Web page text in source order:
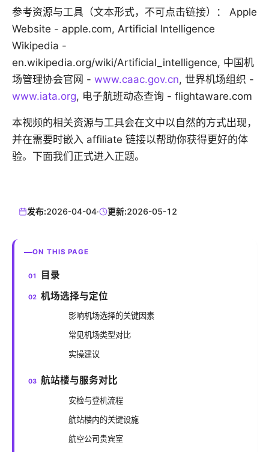
参考资源与工具（文本形式，不可点击链接）： Apple
Website - apple.com, Artificial Intelligence
Wikipedia -
en.wikipedia.org/wiki/Artificial_intelligence, 中国机
场管理协会官网 - www.caac.gov.cn, 世界机场组织 -
www.iata.org, 电子航班动态查询 - flightaware.com
本视频的相关资源与工具会在文中以自然的方式出现，
并在需要时嵌入 affiliate 链接以帮助你获得更好的体
验。下面我们正式进入正题。
发布:2026-04-04· 更新:2026-05-12
ON THIS PAGE
目录
机场选择与定位
影响机场选择的关键因素
常见机场类型对比
实操建议
航站楼与服务对比
安检与登机流程
航站楼内的关键设施
航空公司贵宾室